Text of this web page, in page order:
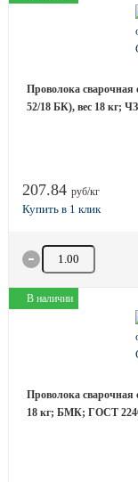
Проволока
52/18 БК), вес 18 кг;
207.84 руб/кг
Количество товара
В наличии
Проволока
18 кг; БМК; ГОСТ